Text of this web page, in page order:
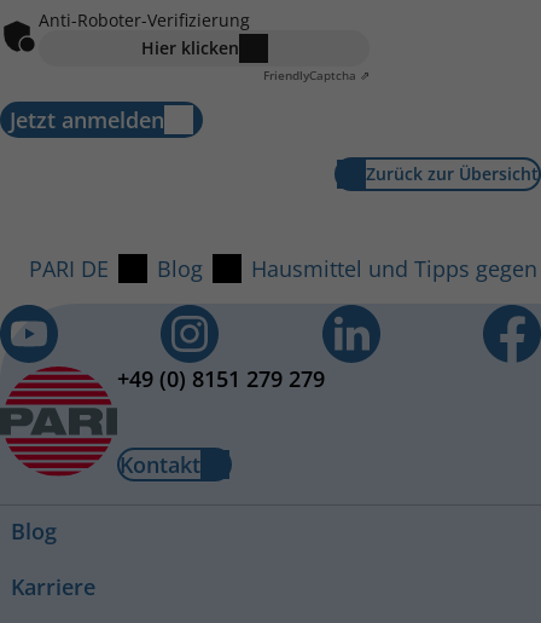
Anti-Roboter-Verifizierung
Hier klicken
FriendlyCaptcha ⇗
Jetzt anmelden
Zurück zur Übersicht
PARI DE Blog Hausmittel und Tipps
+49 (0) 8151 279 279
Kontakt
Blog
Karriere